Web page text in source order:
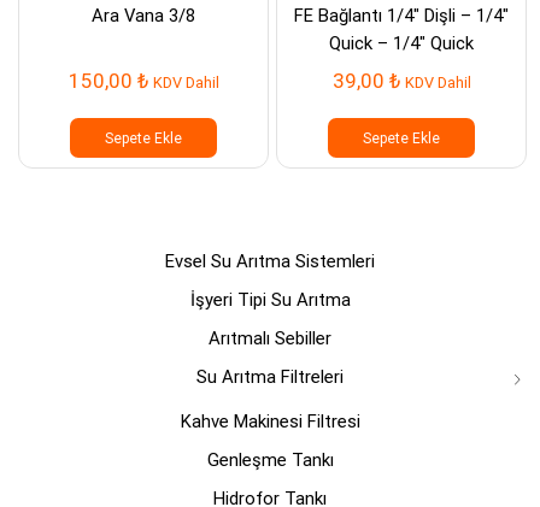
Ara Vana 3/8
150,00 ₺ KDV Dahil
Sepete Ekle
FE Bağlantı 1/4″ Dişli – 1/4″
Quick – 1/4″ Quick
39,00 ₺ KDV Dahil
Sepete Ekle
Evsel Su Arıtma Sistemleri
İşyeri Tipi Su Arıtma
Arıtmalı Sebiller
Su Arıtma Filtreleri
Kahve Makinesi Filtresi
Genleşme Tankı
Hidrofor Tankı